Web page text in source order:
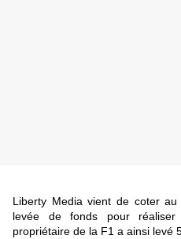
Liberty Media vient de coter
levée de fonds pour
propriétaire de la F1 a ainsi levé